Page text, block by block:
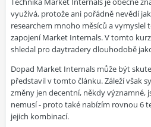
využívá, protože ani pořádně nevědí
researchem mnoho měsíců a vymyslel
zapojení Market Internals. V tomto
shledal pro daytradery dlouhodobě
Dopad Market Internals může být
představil v tomto článku. Záleží však
změny jen decentní, někdy významné,
nemusí - proto také nabízím rovnou 6
jejich kombinací.